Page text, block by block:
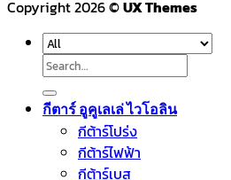
Copyright 2026 ©UX Themes
Search
for:
กีตาร์ อูคูเลเล่ ไวโอลิน
กีต้าร์โปร่ง
กีต้าร์ไฟฟ้า
กีต้าร์เบส